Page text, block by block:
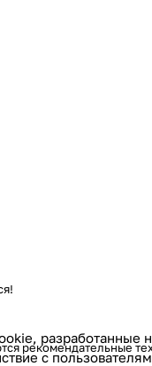
рекомендательные
разработанные
с